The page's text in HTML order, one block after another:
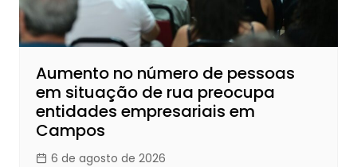
Aumento no número de pessoas
em situação de rua preocupa
entidades empresariais em
Campos
6 de agosto de 2026